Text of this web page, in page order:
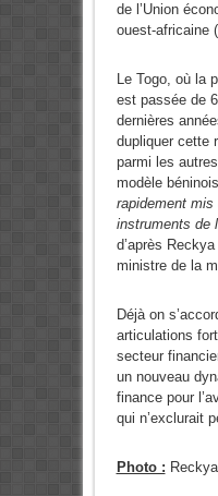
de l’Union
ouest-africaine
Le Togo, où la
est passée de
dernières
dupliquer cette
parmi les
modèle
rapidement
instruments de
d’après
ministre de la
Déjà on
articulations
secteur
un nouveau
finance pour
qui n’exclurait
Photo :